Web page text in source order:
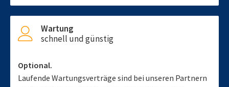
Wartung
schnell und günstig
Optional.
Laufende Wartungsverträge sind bei unseren Partnern